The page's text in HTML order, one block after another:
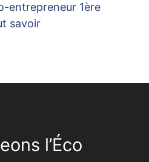
entrepreneur 1ère
savoir
l’Éco